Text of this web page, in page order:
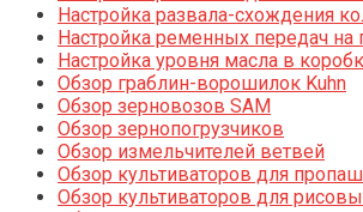
Настройка развала-схождения
Настройка ременных передач на
Настройка уровня масла в
Обзор граблин-ворошилок Kuhn
Обзор зерновозов SAM
Обзор зернопогрузчиков
Обзор измельчителей ветвей
Обзор культиваторов для
Обзор культиваторов для